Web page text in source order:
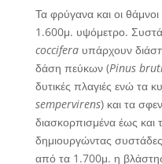
Τα φρύγανα και οι
1.600μ. υψόμετρο.
cocciferaυπάρχουν
δάση πεύκων (Pinus
δυτικές πλαγιές ενώ τα
sempervirens) και τα
διασκορπισμένα έως
δημιουργώντας
από τα 1.700μ. η